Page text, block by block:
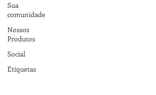
Sua
comunidade
Nossos
Produtos
Social
Etiquetas